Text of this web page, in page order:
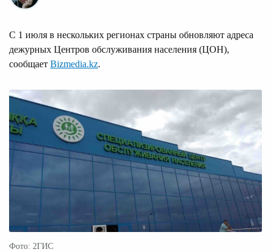
С 1 июля в нескольких регионах страны обновляют адреса
дежурных Центров обслуживания населения (ЦОН),
сообщает Bizmedia.kz.
Фото: 2ГИС